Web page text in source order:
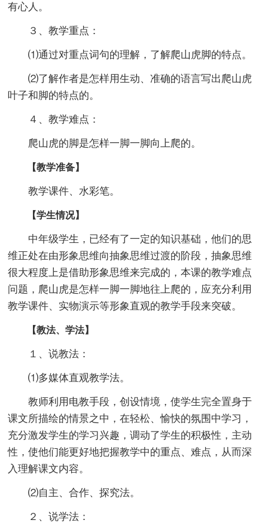
有心人。
３、教学重点：
⑴通过对重点词句的理解，了解爬山虎脚的特点。
⑵了解作者是怎样用生动、准确的语言写出爬山虎
叶子和脚的特点的。
４、教学难点：
爬山虎的脚是怎样一脚一脚向上爬的。
【教学准备】
教学课件、水彩笔。
【学生情况】
中年级学生，已经有了一定的知识基础，他们的思
维正处在由形象思维向抽象思维过渡的阶段，抽象思维
很大程度上是借助形象思维来完成的，本课的教学难点
问题，爬山虎是怎样一脚一脚地往上爬的，应充分利用
教学课件、实物演示等形象直观的教学手段来突破。
【教法、学法】
１、说教法：
⑴多媒体直观教学法。
教师利用电教手段，创设情境，使学生完全置身于
课文所描绘的情景之中，在轻松、愉快的氛围中学习，
充分激发学生的学习兴趣，调动了学生的积极性，主动
性，使他们能更好地把握教学中的重点、难点，从而深
入理解课文内容。
⑵自主、合作、探究法。
２、说学法：